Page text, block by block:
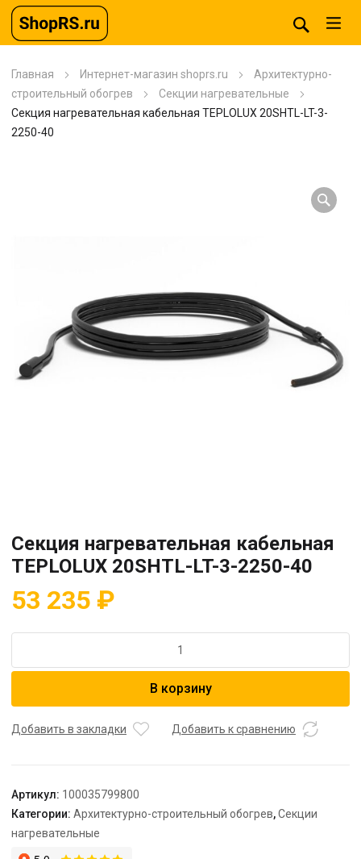
Главная Интернет-магазин shoprs.ru
Архитектурно-
строительный обогрев
Секции нагревательные
Секция нагревательная кабельная TEPLOLUX 20SHTL-LT-3-
2250-40
Секция нагревательная кабельная
TEPLOLUX 20SHTL-LT-3-2250-40
53 235 ₽
Секция
TEPLOLUX
2250-
40
В корзину
Добавить в закладки Добавить к сравнению
Артикул: 100035799800
Категории: Архитектурно-строительный обогрев,Секции
нагревательные